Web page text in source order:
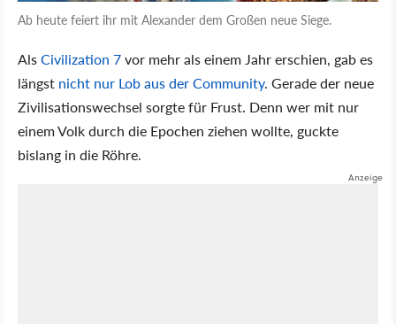
Ab heute feiert ihr mit Alexander dem Großen neue Siege.
AlsCivilization 7vor mehr als einem Jahr erschien, gab es
längst nicht nur Lob aus der Community. Gerade der neue
Zivilisationswechsel sorgte für Frust. Denn wer mit nur
einem Volk durch die Epochen ziehen wollte, guckte
bislang in die Röhre.